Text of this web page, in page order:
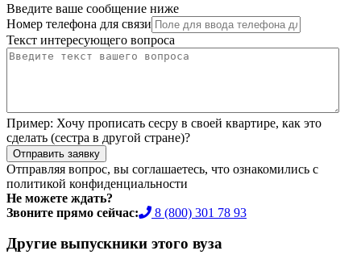
Введите ваше сообщение ниже
Номер телефона для связи
Текст интересующего вопроса
Пример: Хочу прописать сесру в своей квартире, как это
сделать (сестра в другой стране)?
Отправить заявку
Отправляя вопрос, вы соглашаетесь, что ознакомились с
политикой конфиденциальности
Не можете ждать?
Звоните прямо сейчас:
8 (800) 301 78 93
Другие выпускники этого вуза